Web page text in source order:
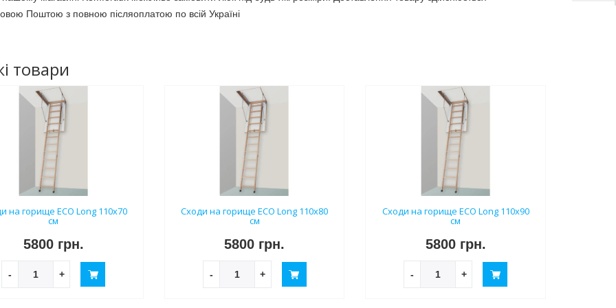
Поштою з повною післяоплатою по всій Україні
товари
на горище ECO Long 110х70
см
5800 грн.
- +
Сходи на горище ECO Long 110х80
см
5800 грн.
- +
Сходи на горище ECO Long 110х90
см
5800 грн.
- +